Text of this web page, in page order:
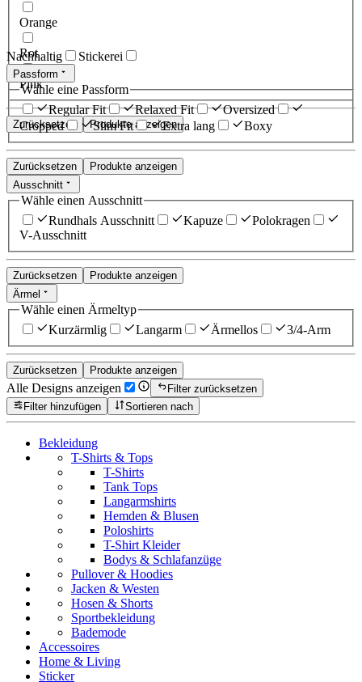
Orange
Rot
Pink
Zurücksetzen Produkte anzeigen
Nachhaltig Stickerei
Passform
Wähle eine Passform
Regular Fit
Relaxed Fit
Oversized
Cropped
Slim Fit Extra lang Boxy
Zurücksetzen
Produkte anzeigen
Ausschnitt
Wähle einen Ausschnitt
Rundhals Ausschnitt
Kapuze
Polokragen
V-Ausschnitt
Zurücksetzen
Produkte anzeigen
Ärmel
Wähle einen Ärmeltyp
Kurzärmlig
Langarm Ärmellos 3/4-Arm
Zurücksetzen Produkte anzeigen
Alle Designs anzeigen
Filter zurücksetzen
Filter hinzufügen
Sortieren nach
Bekleidung
T-Shirts & Tops
T-Shirts
Tank Tops
Langarmshirts
Hemden & Blusen
Poloshirts
T-Shirt Kleider
Bodys & Schlafanzüge
Pullover & Hoodies
Jacken & Westen
Hosen & Shorts
Sportbekleidung
Bademode
Accessoires
Home & Living
Sticker